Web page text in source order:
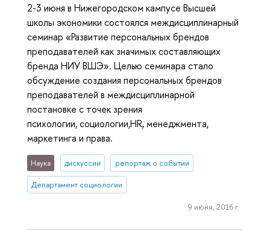
2-3 июня в Нижегородском кампусе Высшей
школы экономики состоялся междисциплинарный
семинар «Развитие персональных брендов
преподавателей как значимых составляющих
бренда НИУ ВШЭ». Целью семинара стало
обсуждение создания персональных брендов
преподавателей в междисциплинарной
постановке с точек зрения
психологии, социологии,HR, менеджмента,
маркетинга и права.
Наука дискуссии репортаж о событии
Департамент социологии
9 июня, 2016 г.